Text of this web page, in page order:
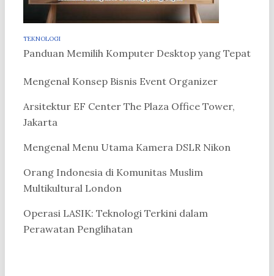
TEKNOLOGI
Panduan Memilih Komputer Desktop yang Tepat
Mengenal Konsep Bisnis Event Organizer
Arsitektur EF Center The Plaza Office Tower,
Jakarta
Mengenal Menu Utama Kamera DSLR Nikon
Orang Indonesia di Komunitas Muslim
Multikultural London
Operasi LASIK: Teknologi Terkini dalam
Perawatan Penglihatan